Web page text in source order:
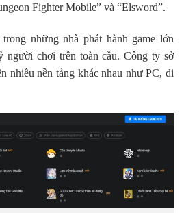
Fighter Mobile” và “Elsword”.
những nhà phát hành game lớn
người chơi trên toàn cầu. Công ty sở
nhiều nền tảng khác nhau như PC, di